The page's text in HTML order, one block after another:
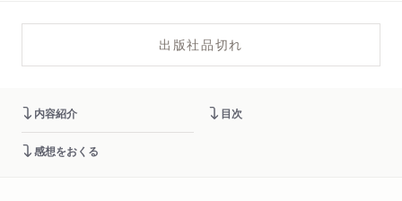
出版社品切れ
内容紹介 目次
感想をおくる